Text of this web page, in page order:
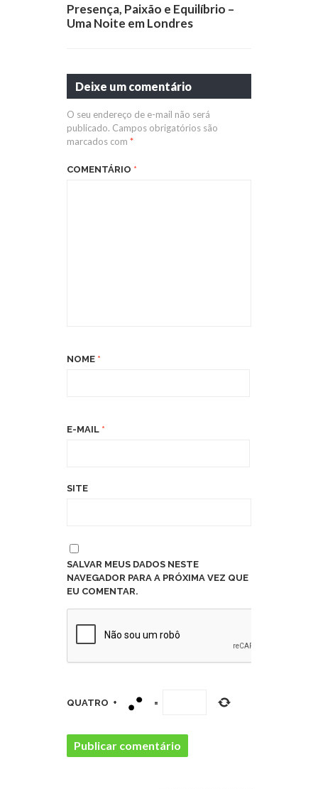
Presença, Paixão e Equilíbrio –
Uma Noite em Londres
Deixe um comentário
O seu endereço de e-mail não será
publicado. Campos obrigatórios são
marcados com *
COMENTÁRIO *
NOME *
E-MAIL *
SITE
SALVAR MEUS DADOS NESTE
NAVEGADOR PARA A PRÓXIMA VEZ QUE
EU COMENTAR.
QUATRO + =